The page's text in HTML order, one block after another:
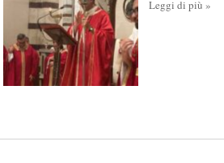
Leggi di più »